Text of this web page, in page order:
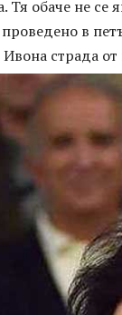
Тя обаче не се
в
страда от